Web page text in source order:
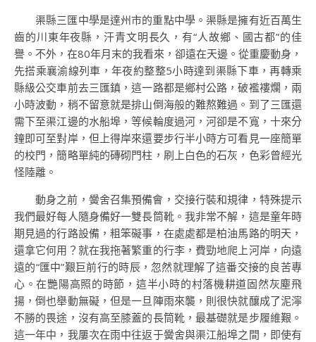
渠縣三匯中學是達州市的重點中學。渠縣是擁有近百萬生
齒的川東年夜縣，汗青文明長久，有“人故鄉、國古都”的佳
譽。不外，在80年月末的我看來，卻遠在天邊。從重慶動身，
先搭乘襄渝線列車，年夜約整整5小時達到渠縣下車，再轉乘
縣級公交車前去三匯鎮，這一路都是鄉村公路，破襤褸爛，兩
小時波動，稍不留意就是排山倒海般的難熬難過。到了三匯還
需下至渠江邊的水船埠，等候輪度過河，河卻是不寬，十來分
鐘即可至對岸，但上得岸來還要步行半小時方可看見一座簡單
的校門，簡略單純的磚砌門柱，刷上白色的石灰，色彩曾經光
怪陸離。
動身之前，黌舍召集預備會，交接行裝和規律，特殊提示
我們最好每人隨身備好一雙長筒靴。我非常不解，這是童年時
期見過的行路設備，粗笨礙事，在處處都是柏油馬路的明天，
還拿它何用？就在我拖著繁重的行李，費勁地爬上河岸，向遠
遠的“匯中”艱巨前行的時辰，忽然就理解了這番交接的良苦專
心。在艷陽高照的時節，這半小時的村落機耕道固然灰塵飛
揚，倒也舉動無礙，但是一旦陣雨來襲，則很快就釀成了泥濘
不勝的畏途，沒有高至膝蓋的長筒靴，最基礎就是步履維艱。
這一年中，我屢次在雨中往返于黌舍與渠江船埠之間，即使有